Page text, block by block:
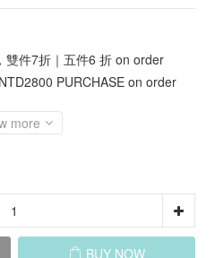
雙件7折｜五件6 折 on order
PURCHASE on order
more
BUY NOW